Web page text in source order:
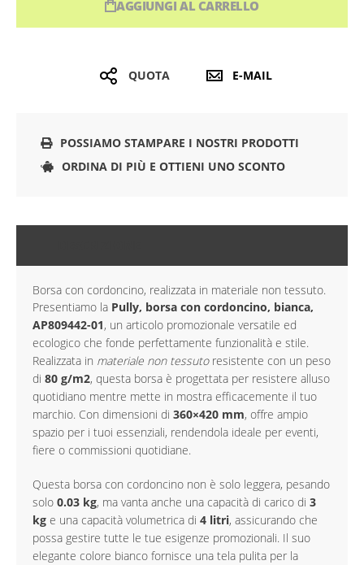
AGGIUNGI AL CARRELLO
QUOTA E-MAIL
POSSIAMO STAMPARE I NOSTRI PRODOTTI
ORDINA DI PIÙ E OTTIENI UNO SCONTO
Borsa con cordoncino, realizzata in materiale non tessuto.
Presentiamo la Pully, borsa con cordoncino, bianca,
AP809442-01, un articolo promozionale versatile ed
ecologico che fonde perfettamente funzionalità e stile.
Realizzata in materiale non tessutoresistente con un peso
di 80 g/m2, questa borsa è progettata per resistere alluso
quotidiano mentre mette in mostra efficacemente il tuo
marchio. Con dimensioni di 360×420 mm, offre ampio
spazio per i tuoi essenziali, rendendola ideale per eventi,
fiere o commissioni quotidiane.
Questa borsa con cordoncino non è solo leggera, pesando
solo 0.03 kg, ma vanta anche una capacità di carico di 3
kg e una capacità volumetrica di 4 litri, assicurando che
possa gestire tutte le tue esigenze promozionali. Il suo
elegante colore bianco fornisce una tela pulita per la